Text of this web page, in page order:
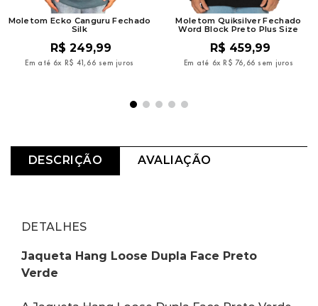
Moletom Ecko Canguru Fechado
Silk
R$ 249,99
Em até 6x R$ 41, 66 sem juros
Moletom Quiksilver Fechado
Word Block Preto Plus Size
R$ 459,99
Em até 6x R$ 76, 66 sem juros
DESCRIÇÃO AVALIAÇÃO
DETALHES
Jaqueta Hang Loose Dupla Face Preto
Verde